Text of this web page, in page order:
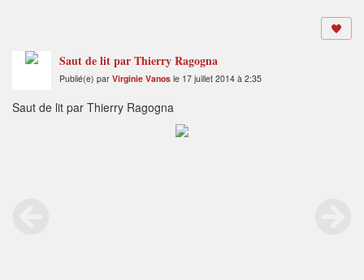
Saut de lit par Thierry Ragogna
Publié(e) par Virginie Vanos le 17 juillet 2014 à 2:35
Saut de lit par Thierry Ragogna